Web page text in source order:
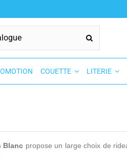
COUETTE LITERIE
Blanc propose un large choix de